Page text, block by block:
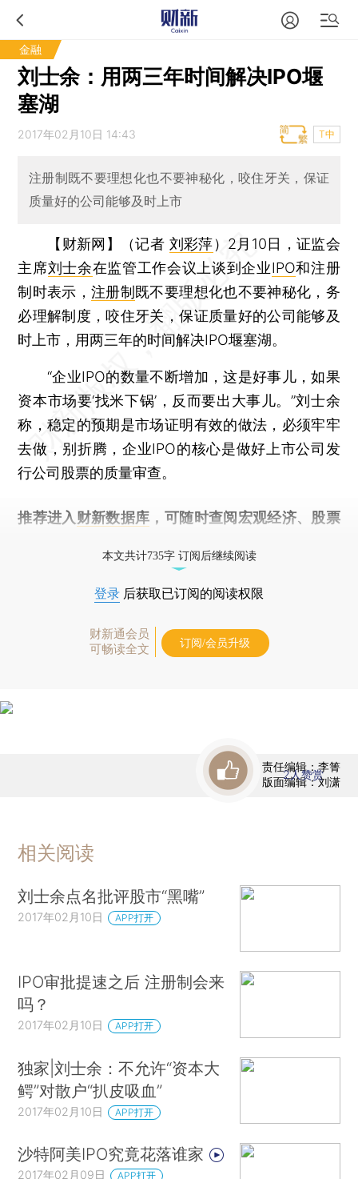
金融
刘士余：用两三年时间解决IPO堰
塞湖
2017年02月10日 14:43 T中
注册制既不要理想化也不要神秘化，咬住牙关，保证
质量好的公司能够及时上市
【财新网】（记者 刘彩萍） 2月10日，证监会
主席刘士余在监管工作会议上谈到企业IPO和注册
制时表示，注册制 既不要理想化也不要神秘化，务
必理解制度，咬住牙关，保证质量好的公司能够及
时上市，用两三年的时间解决IPO堰塞湖。
“企业IPO的数量不断增加，这是好事儿，如果
资本市场要‘找米下锅’，反而要出大事儿。”刘士余
称，稳定的预期是市场证明有效的做法，必须牢牢
去做，别折腾，企业IPO的核心是做好上市公司发
行公司股票的质量审查。
推荐进入 财新数据库 ，可随时查阅宏观经济、股票
本文共计735字 订阅后继续阅读
登录 后获取已订阅的阅读权限
财新通会员
可畅读全文
订阅/会员升级
责任编辑：李箐
版面编辑：刘潇
2人赞赏
相关阅读
刘士余点名批评股市“黑嘴”
2017年02月10日 APP打开
IPO审批提速之后 注册制会来
吗？
2017年02月10日 APP打开
独家|刘士余：不允许“资本大
鳄”对散户“扒皮吸血”
2017年02月10日 APP打开
沙特阿美IPO究竟花落谁家
2017年02月09日 APP打开